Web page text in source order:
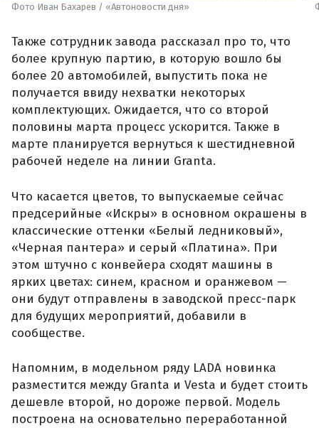
Фото Иван Бахарев / «Автоновости дня»
Также сотрудник завода рассказал про то, что
более крупную партию, в которую вошло бы
более 20 автомобилей, выпустить пока не
получается ввиду нехватки некоторых
комплектующих. Ожидается, что со второй
половины марта процесс ускорится. Также в
марте планируется вернуться к шестидневной
рабочей неделе на линии Granta.
Что касается цветов, то выпускаемые сейчас
предсерийные «Искры» в основном окрашены в
классические оттенки «Белый ледниковый»,
«Черная пантера» и серый «Платина». При
этом штучно с конвейера сходят машины в
ярких цветах: синем, красном и оранжевом —
они будут отправлены в заводской пресс-парк
для будущих мероприятий, добавили в
сообществе.
Напомним, в модельном ряду LADA новинка
разместится между Granta и Vesta и будет стоить
дешевле второй, но дороже первой. Модель
построена на основательно переработанной